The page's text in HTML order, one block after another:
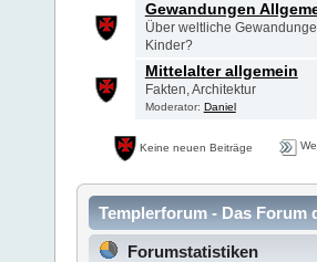
Gewandungen
Über weltliche
Kinder?
Mittelalter allgemein
Fakten, Architektur
Moderator: Daniel
Keine neuen Beiträge
Templerforum - Das Forum
Forumstatistiken